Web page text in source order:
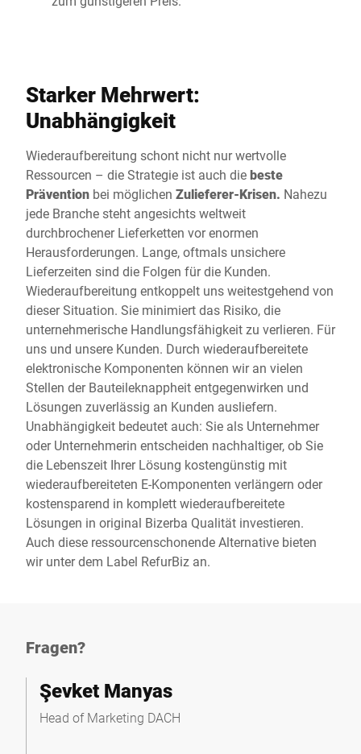
Starker Mehrwert:
Unabhängigkeit
Wiederaufbereitung schont nicht nur wertvolle
Ressourcen – die Strategie ist auch diebeste
Prävention bei möglichen Zulieferer-Krisen. Nahezu
jede Branche steht angesichts weltweit
durchbrochener Lieferketten vor enormen
Herausforderungen. Lange, oftmals unsichere
Lieferzeiten sind die Folgen für die Kunden.
Wiederaufbereitung entkoppelt uns weitestgehend von
dieser Situation. Sie minimiert das Risiko, die
unternehmerische Handlungsfähigkeit zu verlieren. Für
uns und unsere Kunden. Durch wiederaufbereitete
elektronische Komponenten können wir an vielen
Stellen der Bauteileknappheit entgegenwirken und
Lösungen zuverlässig an Kunden ausliefern.
Unabhängigkeit bedeutet auch: Sie als Unternehmer
oder Unternehmerin entscheiden nachhaltiger, ob Sie
die Lebenszeit Ihrer Lösung kostengünstig mit
wiederaufbereiteten E-Komponenten verlängern oder
kostensparend in komplett wiederaufbereitete
Lösungen in original Bizerba Qualität investieren.
Auch diese ressourcenschonende Alternative bieten
wir unter dem Label RefurBiz an.
Fragen?
Şevket Manyas
Head of Marketing DACH